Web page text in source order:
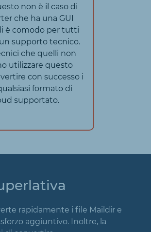
non è il caso di
che ha una GUI
è comodo per tutti
supporto tecnico.
che quelli non
utilizzare questo
con successo i
formato di
supportato.
rapidamente i file Maildir e
aggiuntivo. Inoltre, la